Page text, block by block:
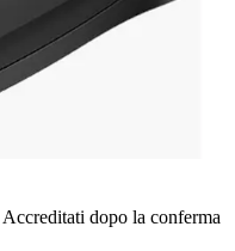
Accreditati dopo la conferma